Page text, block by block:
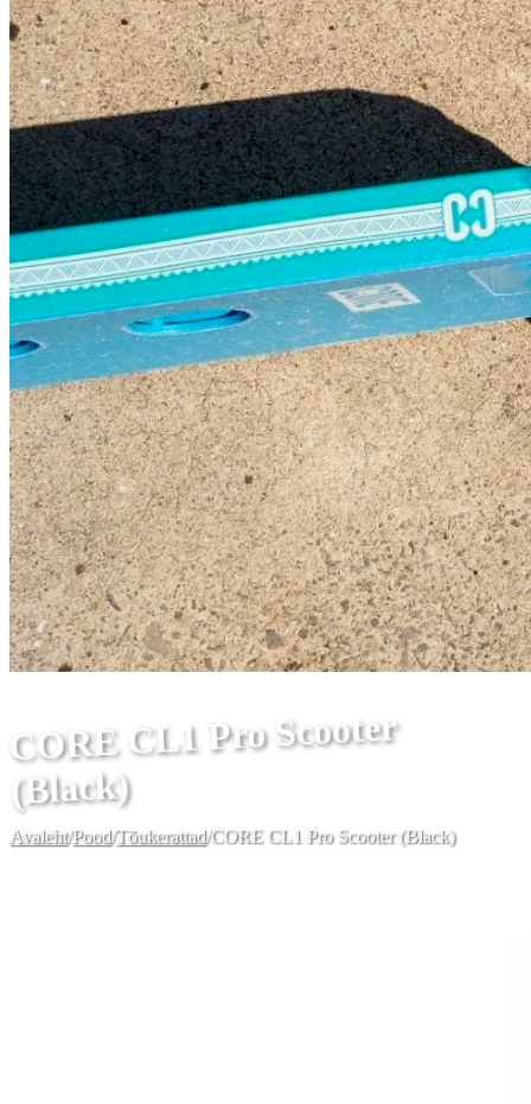
CORE CL1 Pro Scooter
(Black)
Avaleht/Pood/Tõukerattad/CORE CL1 Pro Scooter (Black)